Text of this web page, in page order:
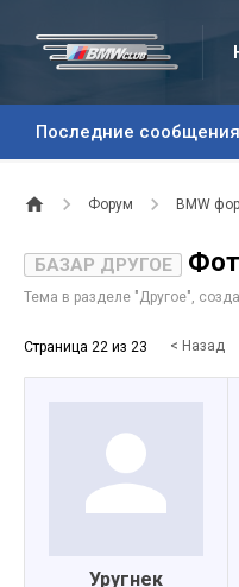
Последние сообщения
Форум BMW
БАЗАР ДРУГОЕ
Тема в разделе "Другое",
Страница 22 из 23 < Назад
Уругнек